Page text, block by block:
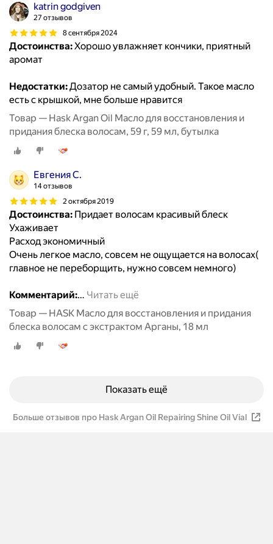
katrin godgiven
27 отзывов
8 сентября 2024
Достоинства:Хорошо увлажняет кончики, приятный
аромат
Недостатки:Дозатор не самый удобный. Такое масло
есть с крышкой, мне больше нравится
Товар — Hask Argan Oil Масло для восстановления и
придания блеска волосам, 59 г, 59 мл, бутылка
Евгения С.
14 отзывов
2 октября 2019
Достоинства: Придает волосам красивый блеск
Ухаживает
Расход экономичный
Очень легкое масло, совсем не ощущается на волосах(
главное не переборщить, нужно совсем немного)
Комментарий:… Читать ещё
Товар — HASK Масло для восстановления и придания
блеска волосам с экстрактом Арганы, 18 мл
Показать ещё
Больше отзывов про Hask Argan Oil Repairing Shine Oil Vial